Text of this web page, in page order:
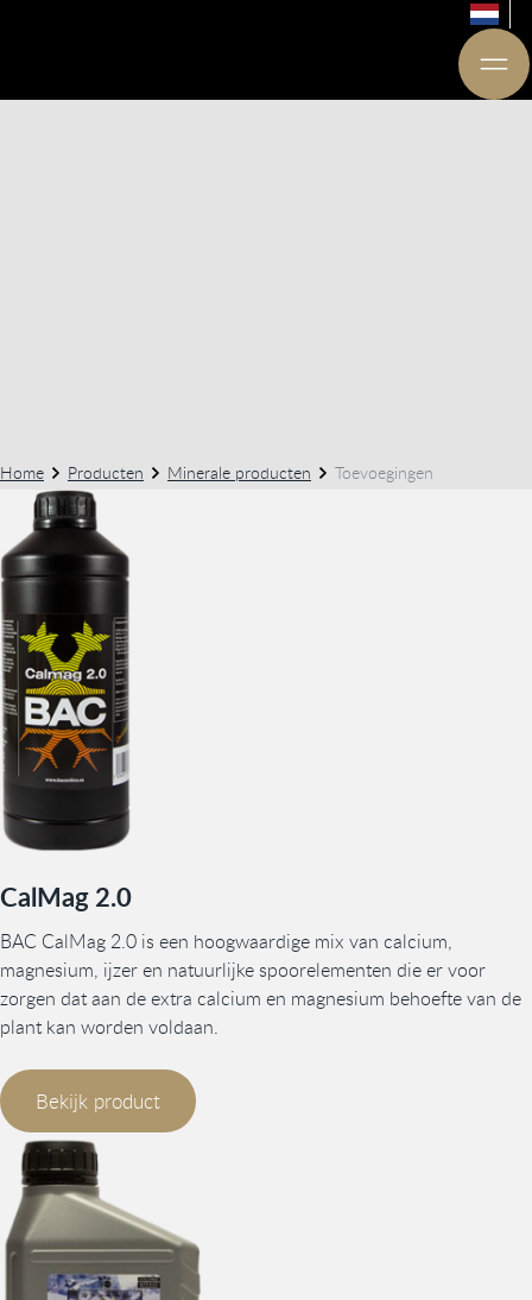
Home Producten Minerale producten Toevoegingen
CalMag 2.0
BAC CalMag 2.0 is een hoogwaardige mix van calcium,
magnesium, ijzer en natuurlijke spoorelementen die er voor
zorgen dat aan de extra calcium en magnesium behoefte van de
plant kan worden voldaan.
Bekijk product